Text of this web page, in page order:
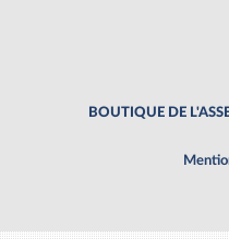
BOUTIQUE DE